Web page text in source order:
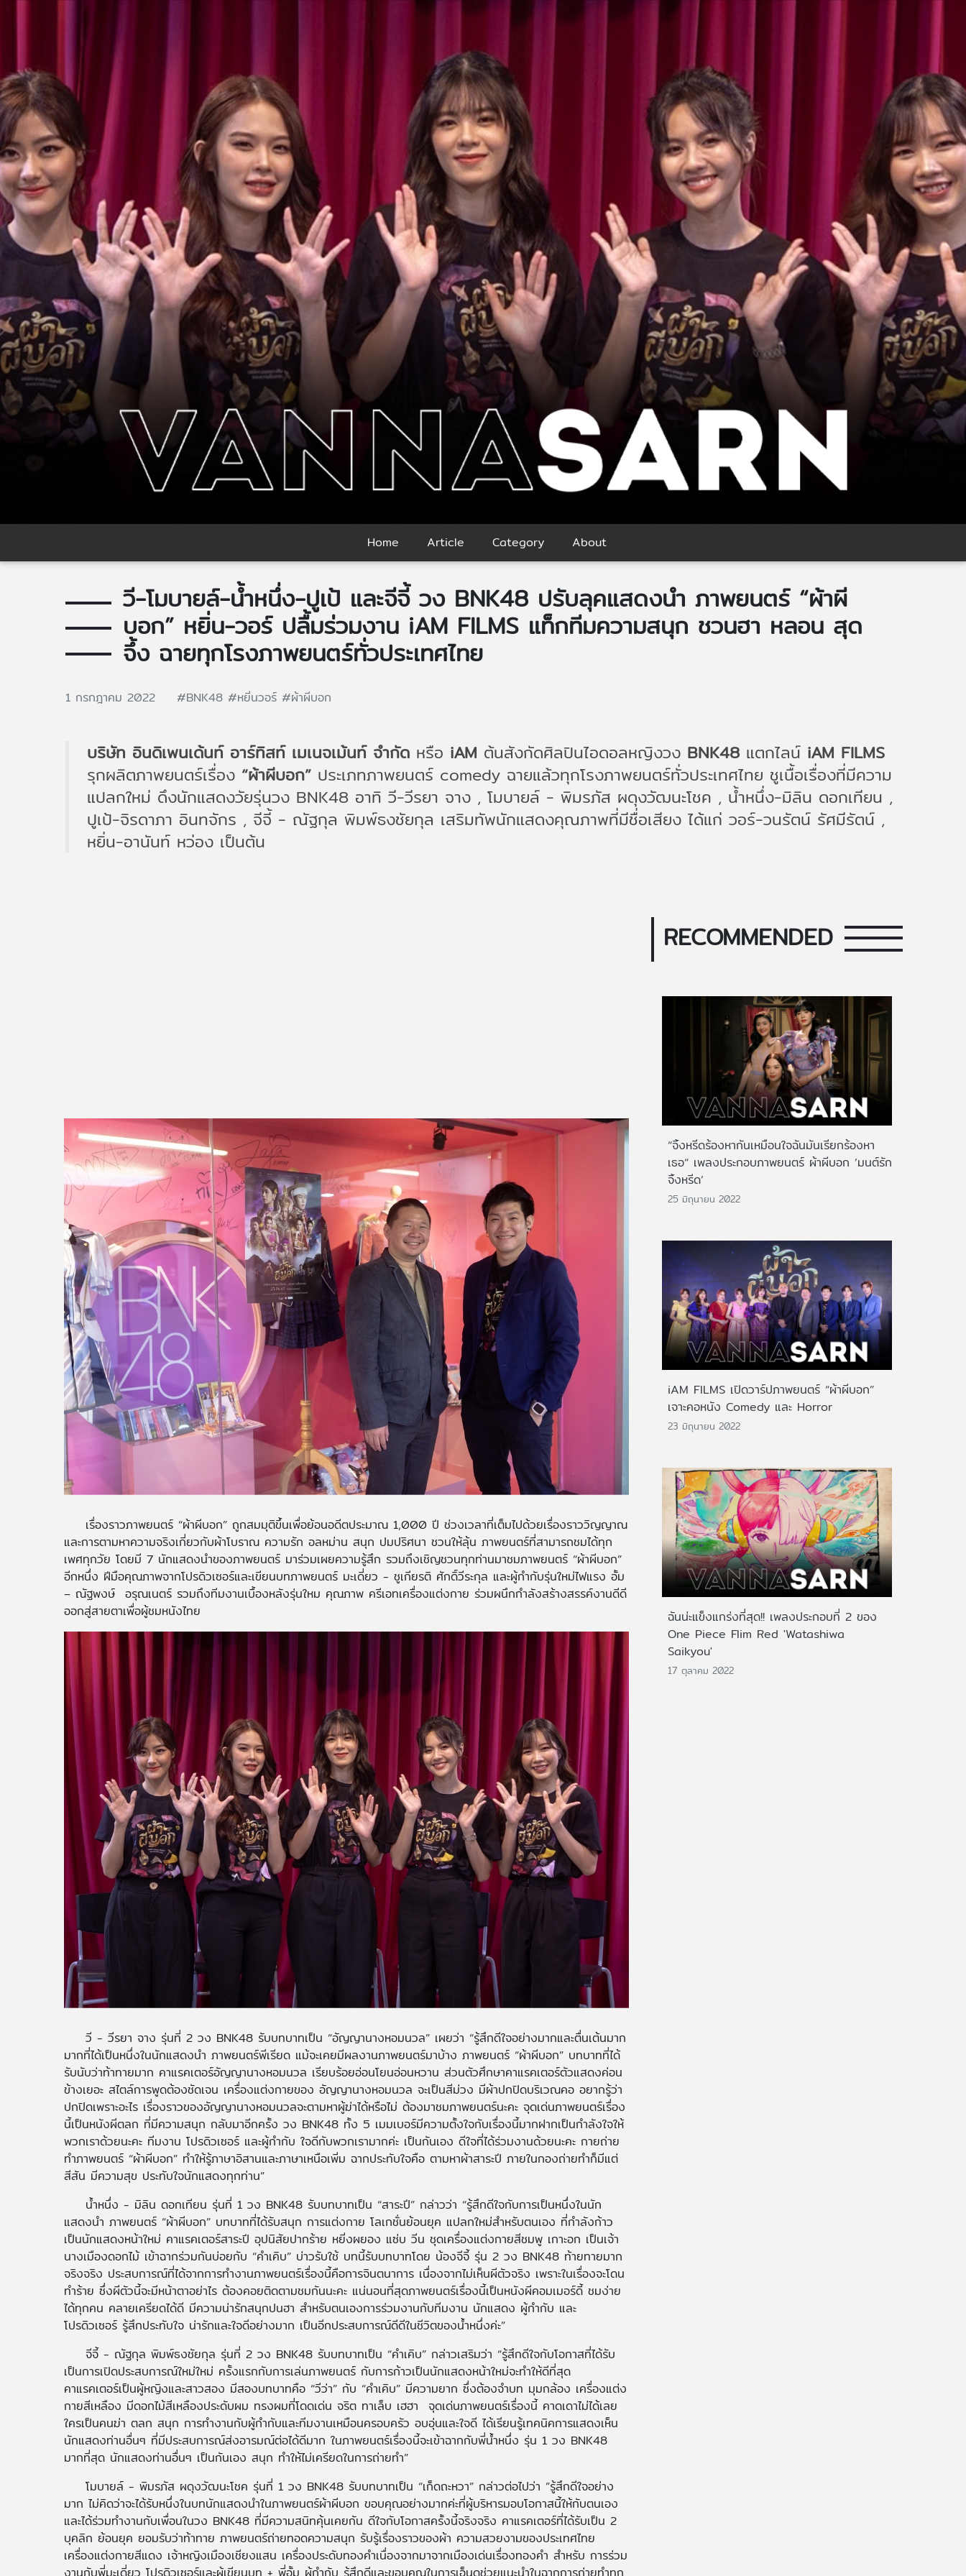
Home Article Category About
วี-โมบายล์-น้ำหนึ่ง-ปูเป้ และจีจี้ วง BNK48 ปรับลุคแสดงนำ ภาพยนตร์ “ผ้าผี
บอก” หยิ่น-วอร์ ปลื้มร่วมงาน iAM FILMS แท็กทีมความสนุก ชวนฮา หลอน สุด
จึ้ง ฉายทุกโรงภาพยนตร์ทั่วประเทศไทย
1 กรกฎาคม 2022 #BNK48#หยิ่นวอร์#ผ้าผีบอก
บริษัท อินดิเพนเด้นท์ อาร์ทิสท์ เมเนจเม้นท์ จํากัด หรือ iAM ต้นสังกัดศิลปินไอดอลหญิงวง BNK48 แตกไลน์ iAM FILMS
รุกผลิตภาพยนตร์เรื่อง “ผ้าผีบอก” ประเภทภาพยนตร์ comedy ฉายแล้วทุกโรงภาพยนตร์ทั่วประเทศไทย ชูเนื้อเรื่องที่มีความ
แปลกใหม่ ดึงนักแสดงวัยรุ่นวง BNK48 อาทิ วี-วีรยา จาง , โมบายล์ - พิมรภัส ผดุงวัฒนะโชค , น้ำหนึ่ง-มิลิน ดอกเทียน ,
ปูเป้-จิรดาภา อินทจักร , จีจี้ - ณัฐกุล พิมพ์ธงชัยกุล เสริมทัพนักแสดงคุณภาพที่มีชื่อเสียง ได้แก่ วอร์-วนรัตน์ รัศมีรัตน์ ,
หยิ่น-อานันท์ หว่อง เป็นต้น
เรื่องราวภาพยนตร์ “ผ้าผีบอก” ถูกสมมุติขึ้นเพื่อย้อนอดีตประมาณ 1,000 ปี ช่วงเวลาที่เต็มไปด้วยเรื่องราววิญญาณ
และการตามหาความจริงเกี่ยวกับผ้าโบราณ ความรัก อลหม่าน สนุก ปมปริศนา ชวนให้ลุ้น ภาพยนตร์ที่สามารถชมได้ทุก
เพศทุกวัย โดยมี 7 นักแสดงนำของภาพยนตร์ มาร่วมเผยความรู้สึก รวมถึงเชิญชวนทุกท่านมาชมภาพยนตร์ “ผ้าผีบอก”
อีกหนึ่ง ฝีมือคุณภาพจากโปรดิวเซอร์และเขียนบทภาพยนตร์ มะเดี่ยว - ชูเกียรติ ศักดิ์วีระกุล และผู้กำกับรุ่นใหม่ไฟแรง อั้ม
– ณัฐพงษ์ อรุณเนตร์ รวมถึงทีมงานเบื้องหลังรุ่นใหม คุณภาพ ครีเอทเครื่องแต่งกาย ร่วมผนึกกำลังสร้างสรรค์งานดีดี
ออกสู่สายตาเพื่อผู้ชมหนังไทย
วี - วีรยา จาง รุ่นที่ 2 วง BNK48 รับบทบาทเป็น “อัญญานางหอมนวล” เผยว่า “รู้สึกดีใจอย่างมากและตื่นเต้นมาก
มากที่ได้เป็นหนึ่งในนักแสดงนำ ภาพยนตร์พีเรียด แม้จะเคยมีผลงานภาพยนตร์มาบ้าง ภาพยนตร์ “ผ้าผีบอก” บทบาทที่ได้
รับนับว่าท้าทายมาก คาแรคเตอร์อัญญานางหอมนวล เรียบร้อยอ่อนโยนอ่อนหวาน ส่วนตัวศึกษาคาแรคเตอร์ตัวแสดงค่อน
ข้างเยอะ สไตล์การพูดต้องชัดเจน เครื่องแต่งกายของ อัญญานางหอมนวล จะเป็นสีม่วง มีผ้าปกปิดบริเวณคอ อยากรู้ว่า
ปกปิดเพราะอะไร เรื่องราวของอัญญานางหอมนวลจะตามหาผู้ฆ่าได้หรือไม่ ต้องมาชมภาพยนตร์นะคะ จุดเด่นภาพยนตร์เรื่อง
นี้เป็นหนังผีตลก ที่มีความสนุก กลับมาอีกครั้ง วง BNK48 ทั้ง 5 เมมเบอร์มีความตั้งใจกับเรื่องนี้มากฝากเป็นกำลังใจให้
พวกเราด้วยนะคะ ทีมงาน โปรดิวเซอร์ และผู้กำกับ ใจดีกับพวกเรามากค่ะ เป็นกันเอง ดีใจที่ได้ร่วมงานด้วยนะคะ กายถ่าย
ทำภาพยนตร์ “ผ้าผีบอก” ทำให้รู้ภาษาอิสานและภาษาเหนือเพิ่ม ฉากประทับใจคือ ตามหาผ้าสาระปี ภายในกองถ่ายทำก็มีแต่
สีสัน มีความสุข ประทับใจนักแสดงทุกท่าน”
น้ำหนึ่ง - มิลิน ดอกเทียน รุ่นที่ 1 วง BNK48 รับบทบาทเป็น “สาระปี” กล่าวว่า “รู้สึกดีใจกับการเป็นหนึ่งในนัก
แสดงนำ ภาพยนตร์ “ผ้าผีบอก” บทบาทที่ได้รับสนุก การแต่งกาย โลเกชั่นย้อนยุค แปลกใหม่สำหรับตนเอง ที่กำลังก้าว
เป็นนักแสดงหน้าใหม่ คาแรคเตอร์สาระปี อุปนิสัยปากร้าย หยิ่งผยอง แซ่บ วีน ชุดเครื่องแต่งกายสีชมพู เกาะอก เป็นเจ้า
นางเมืองดอกไม้ เข้าฉากร่วมกันบ่อยกับ “คำเคิบ” บ่าวรับใช้ บทนี้รับบทบาทโดย น้องจีจี้ รุ่น 2 วง BNK48 ท้ายทายมาก
จริงจริง ประสบการณ์ที่ได้จากการทำงานภาพยนตร์เรื่องนี้คือการจินตนาการ เนื่องจากไม่เห็นผีตัวจริง เพราะในเรื่องจะโดน
ทำร้าย ซึ่งผีตัวนี้จะมีหน้าตาอย่าไร ต้องคอยติดตามชมกันนะคะ แน่นอนที่สุดภาพยนตร์เรื่องนี้เป็นหนังผีคอมเมอร์ดี้ ชมง่าย
ได้ทุกคน คลายเครียดได้ดี มีความน่ารักสนุกปนฮา สำหรับตนเองการร่วมงานกับทีมงาน นักแสดง ผู้กำกับ และ
โปรดิวเซอร์ รู้สึกประทับใจ น่ารักและใจดีอย่างมาก เป็นอีกประสบการณ์ดีดีในชีวิตของน้ำหนึ่งค่ะ”
จีจี้ - ณัฐกุล พิมพ์ธงชัยกุล รุ่นที่ 2 วง BNK48 รับบทบาทเป็น “คำเคิบ” กล่าวเสริมว่า “รู้สึกดีใจกับโอกาสที่ได้รับ
เป็นการเปิดประสบการณ์ใหม่ใหม่ ครั้งแรกกับการเล่นภาพยนตร์ กับการก้าวเป็นนักแสดงหน้าใหม่จะทำให้ดีที่สุด
คาแรคเตอร์เป็นผู้หญิงและสาวสอง มีสองบทบาทคือ “วีว่า” กับ “คำเคิบ” มีความยาก ซึ่งต้องจำบท มุมกล้อง เครื่องแต่ง
กายสีเหลือง มีดอกไม้สีเหลืองประดับผม ทรงผมที่โดดเด่น จริต ทาเล็บ เฮฮา จุดเด่นภาพยนตร์เรื่องนี้ คาดเดาไม่ได้เลย
ใครเป็นคนฆ่า ตลก สนุก การทำงานกับผู้กำกับและทีมงานเหมือนครอบครัว อบอุ่นและใจดี ได้เรียนรู้เทคนิคการแสดงเห็น
นักแสดงท่านอื่นๆ ที่มีประสบการณ์ส่งอารมณ์ต่อได้ดีมาก ในภาพยนตร์เรื่องนี้จะเข้าฉากกับพี่น้ำหนึ่ง รุ่น 1 วง BNK48
มากที่สุด นักแสดงท่านอื่นๆ เป็นกันเอง สนุก ทำให้ไม่เครียดในการถ่ายทำ”
โมบายล์ - พิมรภัส ผดุงวัฒนะโชค รุ่นที่ 1 วง BNK48 รับบทบาทเป็น “เก็ดถะหวา” กล่าวต่อไปว่า ”รู้สึกดีใจอย่าง
มาก ไม่คิดว่าจะได้รับหนึ่งในบทนักแสดงนำในภาพยนตร์ผ้าผีบอก ขอบคุณอย่างมากค่ะที่ผู้บริหารมอบโอกาสนี้ให้กับตนเอง
และได้ร่วมทำงานกับเพื่อนในวง BNK48 ที่มีความสนิทคุ้นเคยกัน ดีใจกับโอกาสครั้งนี้จริงจริง คาแรคเตอร์ที่ได้รับเป็น 2
บุคลิก ย้อนยุค ยอมรับว่าท้าทาย ภาพยนตร์ถ่ายทอดความสนุก รับรู้เรื่องราวของผ้า ความสวยงามของประเทศไทย
เครื่องแต่งกายสีแดง เจ้าหญิงเมืองเชียงแสน เครื่องประดับทองคำเนื่องจากมาจากเมืองเด่นเรื่องทองคำ สำหรับ การร่วม
งานกับพี่มะเดี่ยว โปรดิวเซอร์และผู้เขียนบท + พี่อั้ม ผู้กำกับ รู้สึกดีและขอบคุณในการเอ็นดูช่วยแนะนำในฉากการถ่ายทำทุก
RECOMMENDED
“จิ้งหรีดร้องหากันเหมือนใจฉันมันเรียกร้องหา
เธอ“ เพลงประกอบภาพยนตร์ ผ้าผีบอก ’มนต์รัก
จิ้งหรีด’
25 มิถุนายน 2022
iAM FILMS เปิดวาร์ปภาพยนตร์ “ผ้าผีบอก”
เจาะคอหนัง Comedy และ Horror
23 มิถุนายน 2022
ฉันน่ะแข็งแกร่งที่สุด!! เพลงประกอบที่ 2 ของ
One Piece Flim Red 'Watashiwa
Saikyou'
17 ตุลาคม 2022